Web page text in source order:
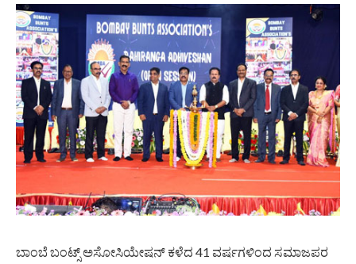
ಬಾಂಬೆ ಬಂಟ್ಸ್ ಅಸೋಸಿಯೇಷನ್ ಕಳೆದ 41 ವರ್ಷಗಳಿಂದ ಸಮಾಜಪರ